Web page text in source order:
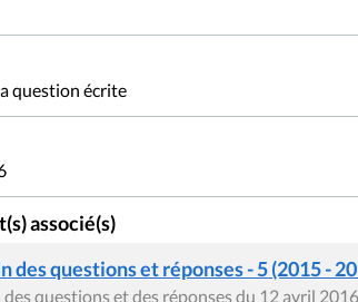
question écrite
associé(s)
des questions et réponses - 5 (2015 -
questions et des réponses du 12 avril 2016